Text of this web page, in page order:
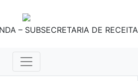
– SUBSECRETARIA DE RECEITA